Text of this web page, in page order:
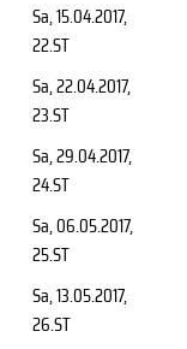
Sa, 15.04.2017,
22.ST
Sa, 22.04.2017,
23.ST
Sa, 29.04.2017,
24.ST
Sa, 06.05.2017,
25.ST
Sa, 13.05.2017,
26.ST